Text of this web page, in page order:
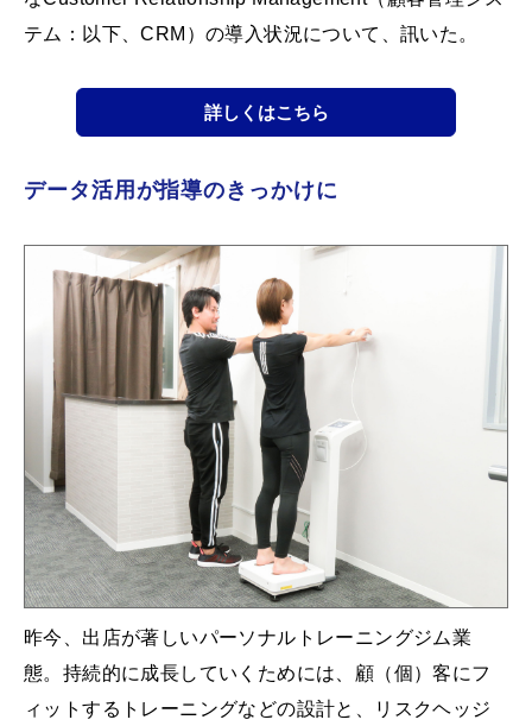
テム：以下、CRM）の導入状況について、訊いた。
詳しくはこちら
データ活用が指導のきっかけに
昨今、出店が著しいパーソナルトレーニングジム業
態。持続的に成長していくためには、顧（個）客にフ
ィットするトレーニングなどの設計と、リスクヘッジ